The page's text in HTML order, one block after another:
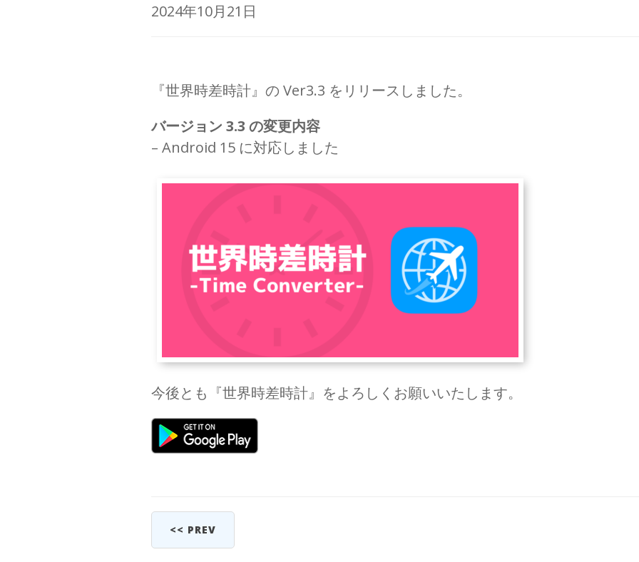
2024年10月21日
『世界時差時計』の Ver3.3 をリリースしました。
バージョン 3.3 の変更内容
– Android 15 に対応しました
今後とも『世界時差時計』をよろしくお願いいたします。
<< PREV